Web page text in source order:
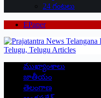
24 గంటలు
EPaper
ముఖ్యాంశాలు
జాతీయం
తెలంగాణ